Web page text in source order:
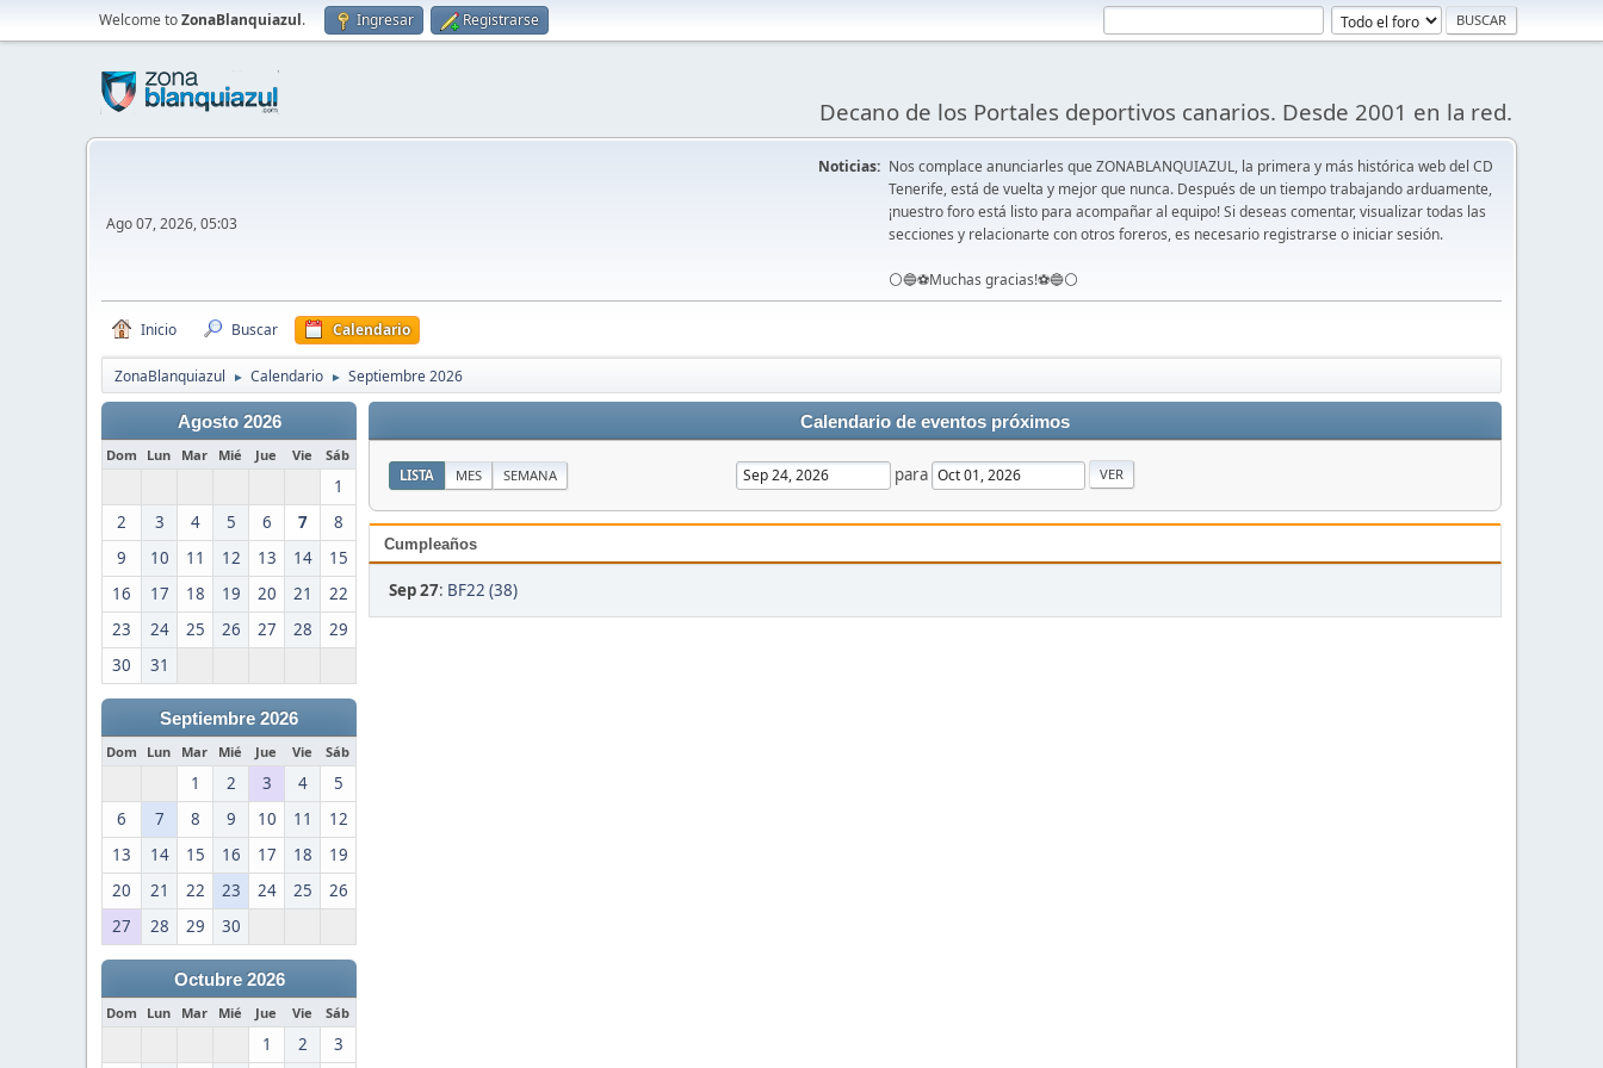
Welcome toZonaBlanquiazul. Ingresar Registrarse
Decano de los Portales deportivos canarios. Desde 2001 en la red.
Ago 07, 2026, 05:03
Noticias: Nos complace anunciarles que ZONABLANQUIAZUL, la primera y más histórica web del CD
Tenerife, está de vuelta y mejor que nunca. Después de un tiempo trabajando arduamente,
¡nuestro foro está listo para acompañar al equipo! Si deseas comentar, visualizar todas las
secciones y relacionarte con otros foreros, es necesario registrarse o iniciar sesión.
⚪️🔵⚽️Muchas gracias!⚽️🔵⚪️
Inicio Buscar Calendario
ZonaBlanquiazul ► Calendario ► Septiembre 2026
Agosto 2026
Dom Lun Mar Mié Jue Vie Sáb
1
2
3 4 5 6 7
8
9
10 11 12 13 14
15
16
17 18 19 20 21
22
23
24 25 26 27 28
29
30
31
Septiembre 2026
Dom Lun Mar Mié Jue Vie Sáb
1 2 3 4
5
6
7 8 9 10 11
12
13
14 15 16 17 18
19
20
21 22 23 24 25
26
27
28 29 30
Octubre 2026
Dom Lun Mar Mié Jue Vie Sáb
1 2 3
Calendario de eventos próximos
LISTA MES SEMANA para
Cumpleaños
Sep 27: BF22 (38)